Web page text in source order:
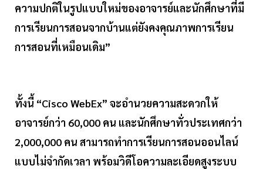
ความปกติในรูปแบบใหม่ของอาจารย์และนักศึกษาที่มี
การเรียนการสอนจากบ้านแต่ยังคงคุณภาพการเรียน
การสอนที่เหมือนเดิม”
ทั้งนี้ “Cisco WebEx” จะอำนวยความสะดวกให้
อาจารย์กว่า 60,000 คน และนักศึกษาทั่วประเทศกว่า
2,000,000 คน สามารถทำการเรียนการสอนออนไลน์
แบบไม่จำกัดเวลา พร้อมวิดีโอความละเอียดสูงระบบ